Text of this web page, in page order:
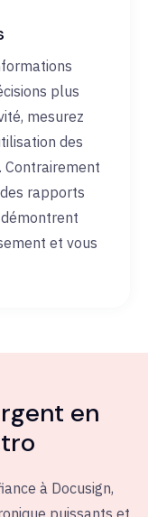
plus
mesurez
des
Contrairement
rapports
et vous
en
à Docusign,